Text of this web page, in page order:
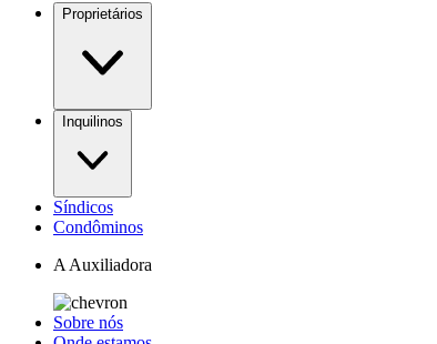
Proprietários
Inquilinos
Síndicos
Condôminos
A Auxiliadora
Sobre nós